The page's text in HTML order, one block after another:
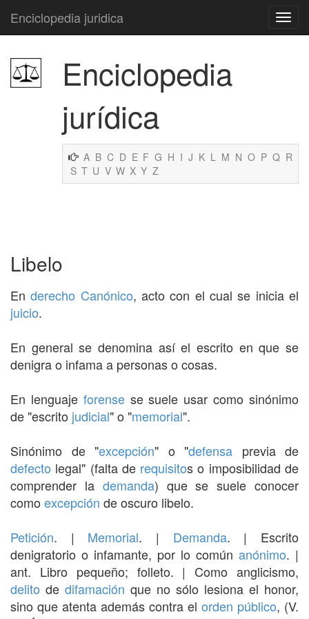
Enciclopedia juridica
Enciclopedia
jurídica
A B C D E F G H I J K L M N O P Q R
S T U V W X Y Z
Libelo
Enderecho Canónico, acto con el cual se inicia el
juicio.
En general se denomina así el escrito en que se
denigra o infama a personas o cosas.
En lenguaje forensese suele usar como sinónimo
de "escrito judicial" o "memorial".
Sinónimo de "excepción" o "defensa previa de
defecto legal" (falta de requisitos o imposibilidad de
comprender la demanda) que se suele conocer
como excepción de oscuro libelo.
Petición. | Memorial. | Demanda. | Escrito
denigratorio o infamante, por lo común anónimo. |
ant. Libro pequeño; folleto. | Como anglicismo,
delito de difamación que no sólo lesiona el honor,
sino que atenta además contra el orden público, (V.